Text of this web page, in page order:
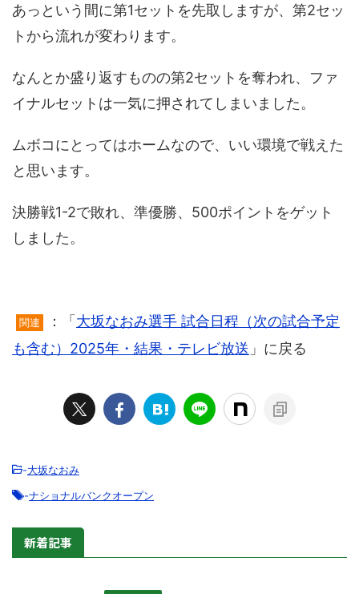
あっという間に第1セットを先取しますが、第2セッ
トから流れが変わります。
なんとか盛り返すものの第2セットを奪われ、ファ
イナルセットは一気に押されてしまいました。
ムボコにとってはホームなので、いい環境で戦えた
と思います。
決勝戦1-2で敗れ、準優勝、500ポイントをゲット
しました。
関連 ：「大坂なおみ選手 試合日程（次の試合予定
も含む）2025年・結果・テレビ放送 」に戻る
-大坂なおみ
-ナショナルバンクオープン
新着記事